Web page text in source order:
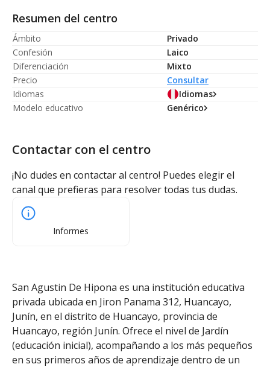
Resumen del centro
Ámbito
Privado
Confesión
Laico
Diferenciación
Mixto
Precio
Consultar
Idiomas
Idiomas
Modelo educativo
Genérico
Contactar con el centro
¡No dudes en contactar al centro! Puedes elegir el
canal que prefieras para resolver todas tus dudas.
Informes
San Agustin De Hipona es una institución educativa
privada ubicada en Jiron Panama 312, Huancayo,
Junín, en el distrito de Huancayo, provincia de
Huancayo, región Junín. Ofrece el nivel de Jardín
(educación inicial), acompañando a los más pequeños
en sus primeros años de aprendizaje dentro de un